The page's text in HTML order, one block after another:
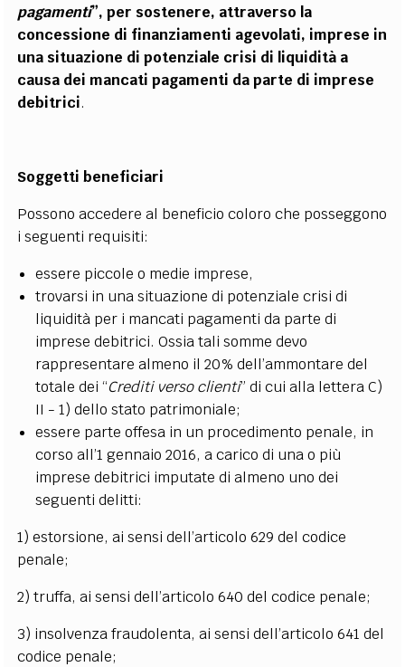
pagamenti”, per sostenere, attraverso la
concessione di finanziamenti agevolati, imprese in
una situazione di potenziale crisi di liquidità a
causa dei mancati pagamenti da parte di imprese
debitrici.
Soggetti beneficiari
Possono accedere al beneficio coloro che posseggono
i seguenti requisiti:
essere piccole o medie imprese,
trovarsi in una situazione di potenziale crisi di
liquidità per i mancati pagamenti da parte di
imprese debitrici. Ossia tali somme devo
rappresentare almeno il 20% dell’ammontare del
totale dei “Crediti verso clienti” di cui alla lettera C)
II - 1) dello stato patrimoniale;
essere parte offesa in un procedimento penale, in
corso all’1 gennaio 2016, a carico di una o più
imprese debitrici imputate di almeno uno dei
seguenti delitti:
1) estorsione, ai sensi dell’articolo 629 del codice
penale;
2) truffa, ai sensi dell’articolo 640 del codice penale;
3) insolvenza fraudolenta, ai sensi dell’articolo 641 del
codice penale;